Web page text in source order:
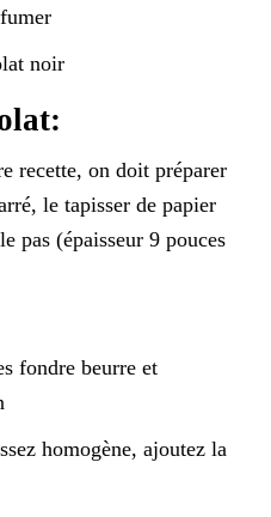
noir
recette, on doit préparer
le tapisser de papier
pas (épaisseur 9 pouces
fondre beurre et
homogène, ajoutez la